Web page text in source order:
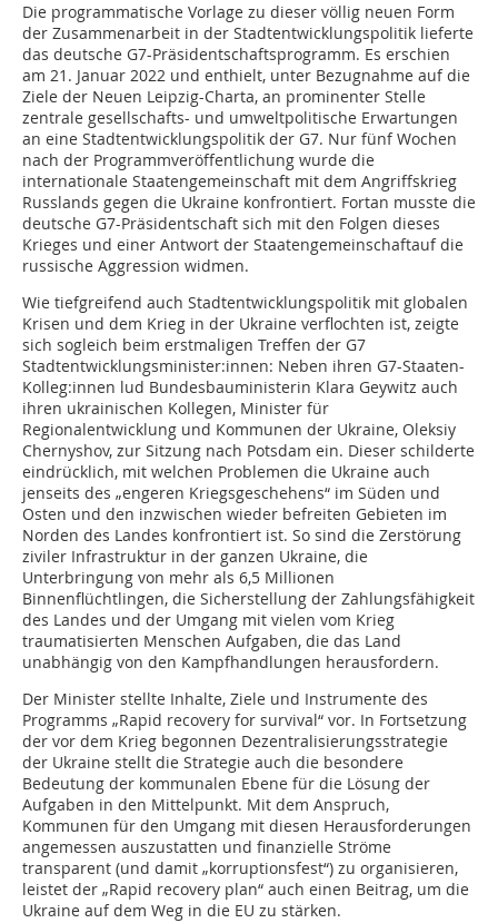
Die programmatische Vorlage zu dieser völlig neuen Form
der Zusammenarbeit in der Stadtentwicklungspolitik lieferte
das deutsche G7-Präsidentschaftsprogramm. Es erschien
am 21. Januar 2022 und enthielt, unter Bezugnahme auf die
Ziele der Neuen Leipzig-Charta, an prominenter Stelle
zentrale gesellschafts- und umweltpolitische Erwartungen
an eine Stadtentwicklungspolitik der G7. Nur fünf Wochen
nach der Programmveröffentlichung wurde die
internationale Staatengemeinschaft mit dem Angriffskrieg
Russlands gegen die Ukraine konfrontiert. Fortan musste die
deutsche G7-Präsidentschaft sich mit den Folgen dieses
Krieges und einer Antwort der Staatengemeinschaftauf die
russische Aggression widmen.
Wie tiefgreifend auch Stadtentwicklungspolitik mit globalen
Krisen und dem Krieg in der Ukraine verflochten ist, zeigte
sich sogleich beim erstmaligen Treffen der G7
Stadtentwicklungsminister:innen: Neben ihren G7-Staaten-
Kolleg:innen lud Bundesbauministerin Klara Geywitz auch
ihren ukrainischen Kollegen, Minister für
Regionalentwicklung und Kommunen der Ukraine, Oleksiy
Chernyshov, zur Sitzung nach Potsdam ein. Dieser schilderte
eindrücklich, mit welchen Problemen die Ukraine auch
jenseits des „engeren Kriegsgeschehens“ im Süden und
Osten und den inzwischen wieder befreiten Gebieten im
Norden des Landes konfrontiert ist. So sind die Zerstörung
ziviler Infrastruktur in der ganzen Ukraine, die
Unterbringung von mehr als 6,5 Millionen
Binnenflüchtlingen, die Sicherstellung der Zahlungsfähigkeit
des Landes und der Umgang mit vielen vom Krieg
traumatisierten Menschen Aufgaben, die das Land
unabhängig von den Kampfhandlungen herausfordern.
Der Minister stellte Inhalte, Ziele und Instrumente des
Programms „Rapid recovery for survival“ vor. In Fortsetzung
der vor dem Krieg begonnen Dezentralisierungsstrategie
der Ukraine stellt die Strategie auch die besondere
Bedeutung der kommunalen Ebene für die Lösung der
Aufgaben in den Mittelpunkt. Mit dem Anspruch,
Kommunen für den Umgang mit diesen Herausforderungen
angemessen auszustatten und finanzielle Ströme
transparent (und damit „korruptionsfest“) zu organisieren,
leistet der „Rapid recovery plan“ auch einen Beitrag, um die
Ukraine auf dem Weg in die EU zu stärken.